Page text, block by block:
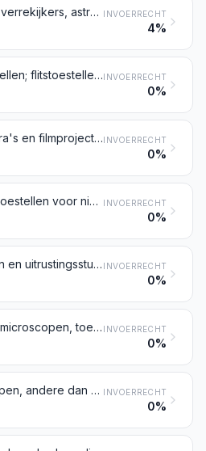
Binocles, verrekijkers, astronomische kijkers, optische telescopen, alsmede onderstellen daarvoor; andere astronomische instrumenten en onderstellen daarvoor, andere dan radioastronomische apparaten INVOERRECHT
4%
Fototoestellen; flitstoestellen en flitslampen en -buizen, voor de fotografie, andere dan gasontladingslampen en -buizen bedoeld bij post 8539INVOERRECHT
0%
Filmcamera's en filmprojectietoestellen, ook indien met ingebouwde geluidsopname- en -weergavetoestellenINVOERRECHT
0%
Projectietoestellen voor niet-bewegende beelden; vergrotings- en verkleiningstoestellen voor de fotografie INVOERRECHT
0%
Apparaten en uitrustingsstukken voor fotografische en cinematografische laboratoria, niet genoemd of niet begrepen onder andere posten van dit hoofdstuk; negatoscopen; projectieschermen INVOERRECHT
0%
Optische microscopen, toestellen voor fotomicrografie, cinefotomicrografie en microprojectie daaronder begrepen INVOERRECHT
0%
Microscopen, andere dan optische; diffractieapparaten INVOERRECHT
0%